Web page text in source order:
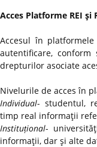
Acces Platforme REI şi
Accesul în
autentificare,
drepturilor asociate
Nivelurile de acces în
Individual- studentul,
timp real informaţii
Instituțional-
informaţii, dar şi alte